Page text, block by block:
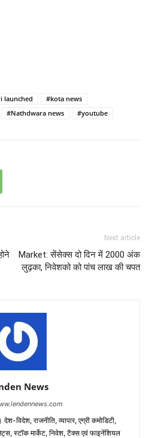
launched
#kota news
#Nathdwara news #youtube
Next article
Market: सेंसेक्स दो दिन में 2000 अंक
लुढ़का, निवेशको को पांच लाख की चपत
News
विदेश, राजनीति, व्यापार, एग्री कमोडिटी,
स्टॉक मार्केट, निवेश, टैक्स एवं फाइनेंशियल